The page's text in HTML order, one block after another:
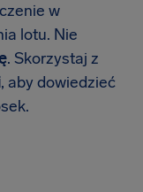
w
lotu. Nie
. Skorzystaj z
, aby dowiedzieć